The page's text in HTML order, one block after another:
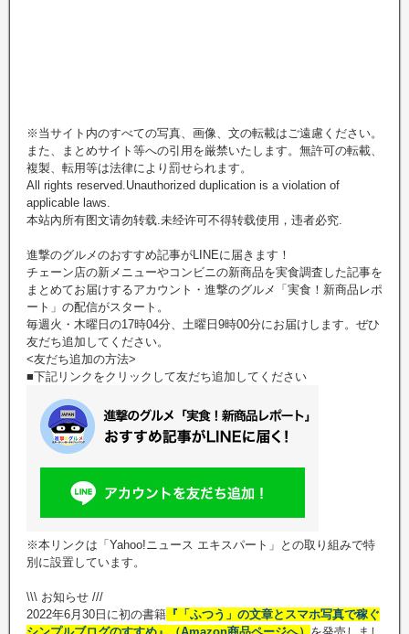
※当サイト内のすべての写真、画像、文の転載はご遠慮ください。
また、まとめサイト等への引用を厳禁いたします。無許可の転載、
複製、転用等は法律により罰せられます。
All rights reserved.Unauthorized duplication is a violation of
applicable laws.
本站內所有图文请勿转载.未经许可不得转载使用，违者必究.
進撃のグルメのおすすめ記事がLINEに届きます！
チェーン店の新メニューやコンビニの新商品を実食調査した記事を
まとめてお届けするアカウント・進撃のグルメ「実食！新商品レポ
ート」の配信がスタート。
毎週火・木曜日の17時04分、土曜日9時00分にお届けします。ぜひ
友だち追加してください。
<友だち追加の方法>
■下記リンクをクリックして友だち追加してください
※本リンクは「Yahoo!ニュース エキスパート」との取り組みで特
別に設置しています。
\\\ お知らせ ///
2022年6月30日に初の書籍 『「ふつう」の文章とスマホ写真で稼ぐ